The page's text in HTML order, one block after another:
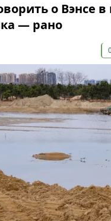
о Вэнсе в
— рано